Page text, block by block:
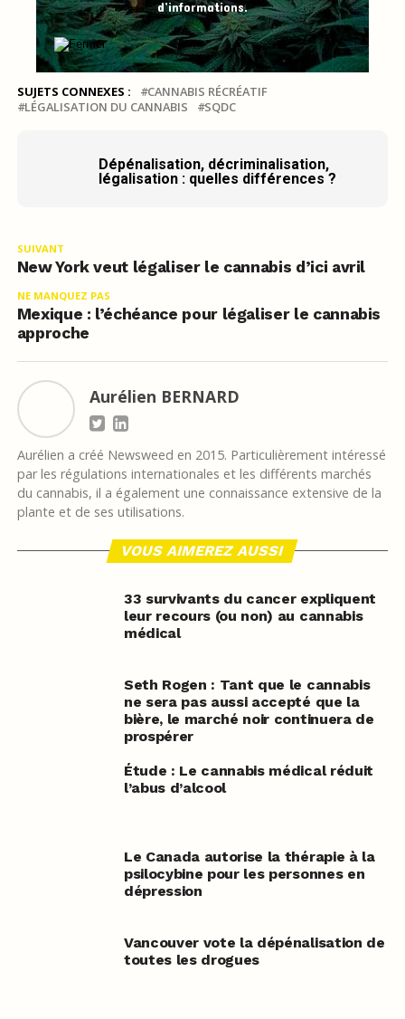
d’informations.
SUJETS CONNEXES :
CANNABIS RÉCRÉATIF
LÉGALISATION DU CANNABIS
SQDC
Dépénalisation, décriminalisation,
légalisation : quelles différences ?
SUIVANT
New York veut légaliser le cannabis d’ici avril
NE MANQUEZ PAS
Mexique : l’échéance pour légaliser le cannabis
approche
Aurélien BERNARD
Aurélien a créé Newsweed en 2015. Particulièrement intéressé
par les régulations internationales et les différents marchés
du cannabis, il a également une connaissance extensive de la
plante et de ses utilisations.
VOUS AIMEREZ AUSSI
33 survivants du cancer expliquent
leur recours (ou non) au cannabis
médical
Seth Rogen : Tant que le cannabis
ne sera pas aussi accepté que la
bière, le marché noir continuera de
prospérer
Étude : Le cannabis médical réduit
l’abus d’alcool
Le Canada autorise la thérapie à la
psilocybine pour les personnes en
dépression
Vancouver vote la dépénalisation de
toutes les drogues